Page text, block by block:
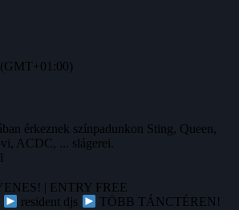
(GMT+01:00)
érkeznek színpadunkon Sting, Queen,
ACDC, ... slágerei.
| ENTRY FREE
resident djs TÖBB TÁNCTÉREN!